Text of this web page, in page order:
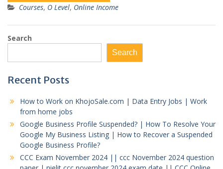
Courses, O Level, Online Income
Search
Search
Recent Posts
How to Work on KhojoSale.com | Data Entry Jobs | Work
from home jobs
Google Business Profile Suspended? | How To Resolve Your
Google My Business Listing | How to Recover a Suspended
Google Business Profile?
CCC Exam November 2024 || ccc November 2024 question